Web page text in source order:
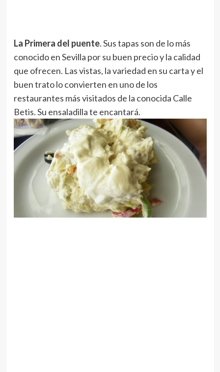
La Primera del puente. Sus tapas son de lo más
conocido en Sevilla por su buen precio y la calidad
que ofrecen. Las vistas, la variedad en su carta y el
buen trato lo convierten en uno de los
restaurantes más visitados de la conocida Calle
Betis. Su ensaladilla te encantará.